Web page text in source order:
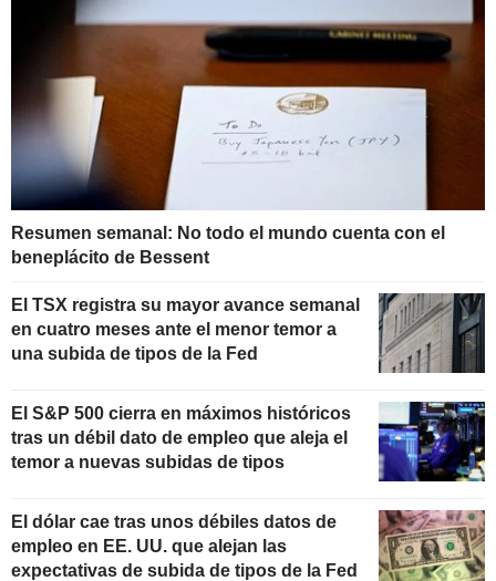
Resumen semanal: No todo el mundo cuenta con el
beneplácito de Bessent
El TSX registra su mayor avance semanal
en cuatro meses ante el menor temor a
una subida de tipos de la Fed
El S&P 500 cierra en máximos históricos
tras un débil dato de empleo que aleja el
temor a nuevas subidas de tipos
El dólar cae tras unos débiles datos de
empleo en EE. UU. que alejan las
expectativas de subida de tipos de la Fed